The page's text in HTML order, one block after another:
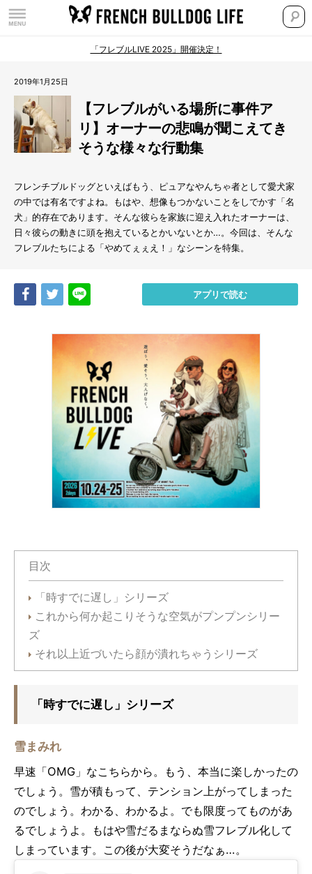
「フレブルLIVE 2025」開催決定！
2019年1月25日
【フレブルがいる場所に事件ア
リ】オーナーの悲鳴が聞こえてき
そうな様々な行動集
フレンチブルドッグといえばもう、ピュアなやんちゃ者として愛犬家
の中では有名ですよね。もはや、想像もつかないことをしでかす「名
犬」的存在であります。そんな彼らを家族に迎え入れたオーナーは、
日々彼らの動きに頭を抱えているとかいないとか…。今回は、そんな
フレブルたちによる「やめてぇぇえ！」なシーンを特集。
Share Tweet アプリで読む
目次
「時すでに遅し」シリーズ
これから何か起こりそうな空気がプンプンシリー
ズ
それ以上近づいたら顔が潰れちゃうシリーズ
「時すでに遅し」シリーズ
雪まみれ
早速「OMG」なこちらから。もう、本当に楽しかったの
でしょう。雪が積もって、テンション上がってしまった
のでしょう。わかる、わかるよ。でも限度ってものがあ
るでしょうよ。もはや雪だるまならぬ雪フレブル化して
しまっています。この後が大変そうだなぁ…。